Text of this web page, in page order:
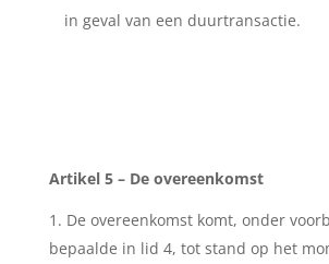
in geval van een duurtransactie.
Artikel 5 – De overeenkomst
De overeenkomst komt, onder
bepaalde in lid 4, tot stand op het